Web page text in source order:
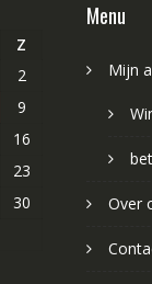
Z
2
9
16
23
30
Menu
Mijn
Over